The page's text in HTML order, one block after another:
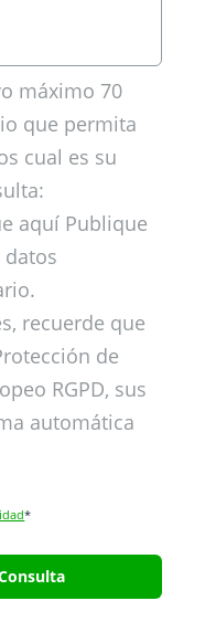
máximo 70
que permita
cual es su
aquí Publique
datos
recuerde que
de
RGPD, sus
automática
*